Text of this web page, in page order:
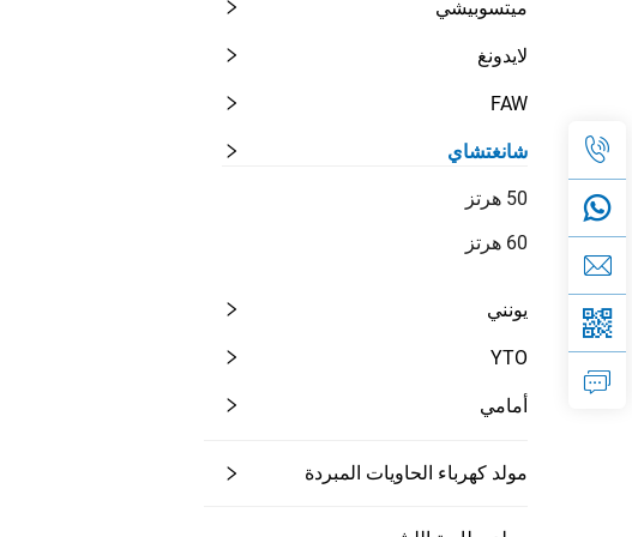
ميتسوبيشي
لايدونغ
FAW
شانغتشاي
50 هرتز
60 هرتز
يونني
YTO
أمامي
مولد كهرباء الحاويات المبردة